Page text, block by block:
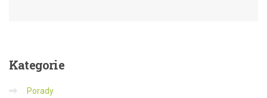
Kategorie
Porady